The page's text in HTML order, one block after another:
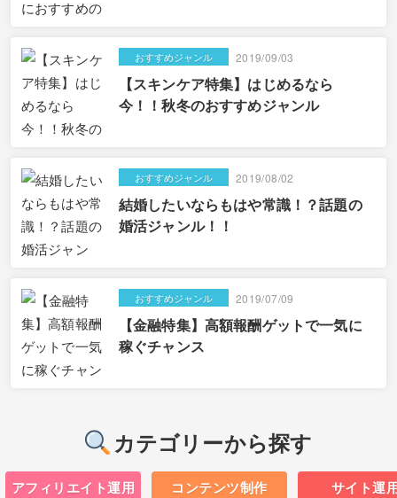
おすすめジャンル 2019/09/03
【スキンケア特集】はじめるなら
今！！秋冬のおすすめジャンル
おすすめジャンル 2019/08/02
結婚したいならもはや常識！？話題の
婚活ジャンル！！
おすすめジャンル 2019/07/09
【金融特集】高額報酬ゲットで一気に
稼ぐチャンス
カテゴリーから探す
アフィリエイト運用 コンテンツ制作 サイト運